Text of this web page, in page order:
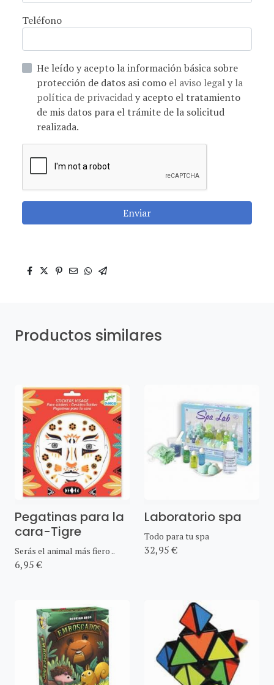
Teléfono
He leído y acepto la información básica sobre
protección de datos asi como el aviso legaly la
política de privacidady acepto el tratamiento
de mis datos para el trámite de la solicitud
realizada.
Enviar
Productos similares
Pegatinas para la
cara-Tigre
Serás el animal más fiero ..
6,95 €
Laboratorio spa
Todo para tu spa
32,95 €